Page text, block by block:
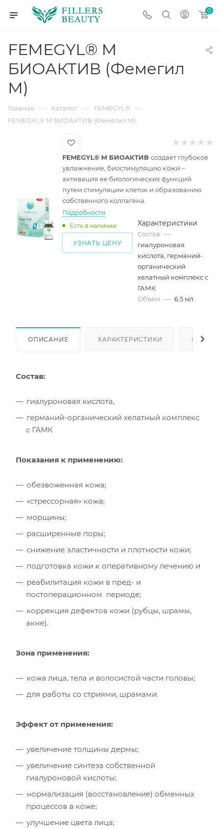
0
FEMEGYL® M
БИОАКТИВ (Фемегил
М)
Главная — Каталог — FEMEGYL® —
FEMEGYL® M БИОАКТИВ (Фемегил М)
FEMEGYL® M БИОАКТИВ создает глубокое
увлажнение, биостимуляцию кожи –
активация ее биологических функций
путем стимуляции клеток и образованию
собственного коллагена.
Подробности
Есть в наличии
УЗНАТЬ ЦЕНУ
Характеристики
Состав —
гиалуроновая
кислота, германий-
органический
хелатный комплекс с
ГАМК
Объем — 6.5 мл
ОПИСАНИЕ ХАРАКТЕРИСТИКИ КАК
Состав:
гиалуроновая кислота,
германий-органический хелатный комплекс
с ГАМК
Показания к применению:
обезвоженная кожа;
«стрессорная» кожа;
морщины;
расширенные поры;
снижение эластичности и плотности кожи;
подготовка кожи к оперативному лечению и
реабилитация кожи в пред- и
постоперационном периоде;
коррекция дефектов кожи (рубцы, шрамы,
акне).
Зона применения:
кожа лица, тела и волосистой части головы;
для работы со стриями, шрамами.
Эффект от применения:
увеличение толщины дермы;
увеличение синтеза собственной
гиалуроновой кислоты;
нормализация (восстановление) обменных
процессов в коже;
улучшение цвета лица;